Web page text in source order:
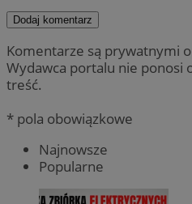
Dodaj komentarz
Komentarze są prywatnymi
Wydawca portalu nie ponosi
treść.
* pola obowiązkowe
Najnowsze
Popularne